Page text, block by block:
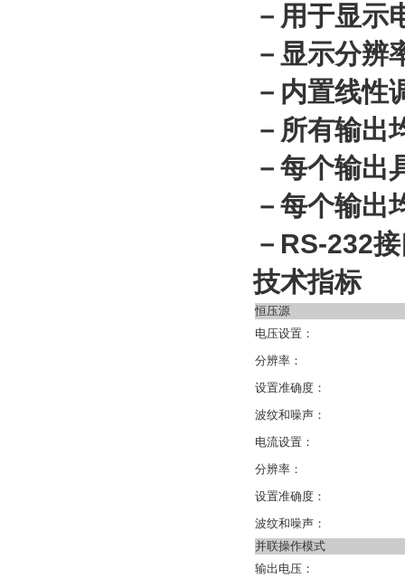
－用于显示
－显示分辨
－内置线性
－所有输出
－每个输出
－每个输出
－RS-232
技术指标
恒压源
电压设置：
分辨率：
设置准确度：
波纹和噪声：
电流设置：
分辨率：
设置准确度：
波纹和噪声：
并联操作模式
输出电压：